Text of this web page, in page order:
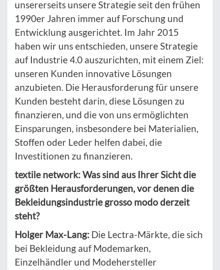
unsererseits unsere Strategie seit den frühen
1990er Jahren immer auf Forschung und
Entwicklung ausgerichtet. Im Jahr 2015
haben wir uns entschieden, unsere Strategie
auf Industrie 4.0 auszurichten, mit einem Ziel:
unseren Kunden innovative Lösungen
anzubieten. Die Herausforderung für unsere
Kunden besteht darin, diese Lösungen zu
finanzieren, und die von uns ermöglichten
Einsparungen, insbesondere bei Materialien,
Stoffen oder Leder helfen dabei, die
Investitionen zu finanzieren.
textile network: Was sind aus Ihrer Sicht die
größten Herausforderungen, vor denen die
Bekleidungsindustrie grosso modo derzeit
steht?
Holger Max-Lang: Die Lectra-Märkte, die sich
bei Bekleidung auf Modemarken,
Einzelhändler und Modehersteller